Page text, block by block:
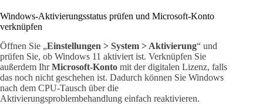
Windows-Aktivierungsstatus prüfen und Microsoft-Konto
verknüpfen
Öffnen Sie „Einstellungen > System > Aktivierung“ und
prüfen Sie, ob Windows 11 aktiviert ist. Verknüpfen Sie
außerdem IhrMicrosoft-Konto mit der digitalen Lizenz, falls
das noch nicht geschehen ist. Dadurch können Sie Windows
nach dem CPU-Tausch über die
Aktivierungsproblembehandlung einfach reaktivieren.